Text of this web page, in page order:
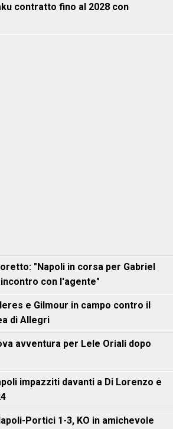
contratto fino al 2028 con
"Napoli in corsa per Gabriel
con l'agente"
e Gilmour in campo contro il
di Allegri
avventura per Lele Oriali dopo
impazziti davanti a Di Lorenzo e
Portici 1-3, KO in amichevole